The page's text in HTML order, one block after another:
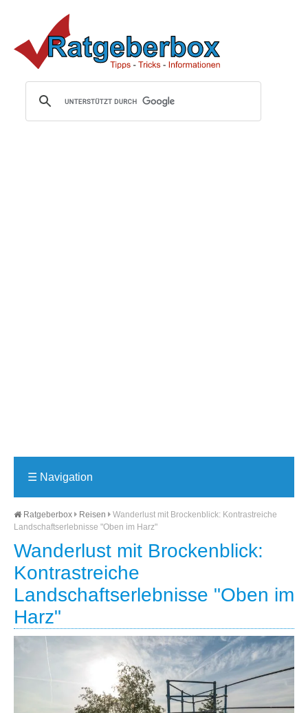
☰ Navigation
Ratgeberbox Reisen
Wanderlust mit Brockenblick: Kontrastreiche
Landschaftserlebnisse "Oben im Harz"
Wanderlust mit Brockenblick:
Kontrastreiche
Landschaftserlebnisse "Oben im
Harz"